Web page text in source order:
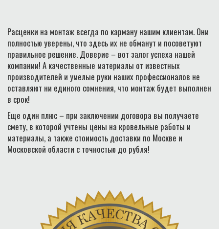
Расценки на монтаж всегда по карману нашим клиентам. Они
полностью уверены, что здесь их не обманут и посоветуют
правильное решение. Доверие – вот залог успеха нашей
компании! А качественные материалы от известных
производителей и умелые руки наших профессионалов не
оставляют ни единого сомнения, что монтаж будет выполнен
в срок!
Еще один плюс – при заключении договора вы получаете
смету, в которой учтены цены на кровельные работы и
материалы, а также стоимость доставки по Москве и
Московской области с точностью до рубля!